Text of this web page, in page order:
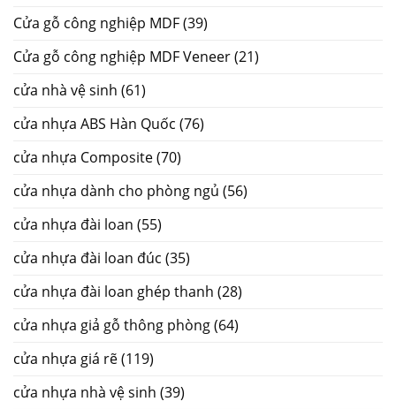
Cửa gỗ công nghiệp MDF(39)
Cửa gỗ công nghiệp MDF Veneer(21)
cửa nhà vệ sinh (61)
cửa nhựa ABS Hàn Quốc (76)
cửa nhựa Composite(70)
cửa nhựa dành cho phòng ngủ (56)
cửa nhựa đài loan (55)
cửa nhựa đài loan đúc (35)
cửa nhựa đài loan ghép thanh (28)
cửa nhựa giả gỗ thông phòng(64)
cửa nhựa giá rẽ(119)
cửa nhựa nhà vệ sinh (39)